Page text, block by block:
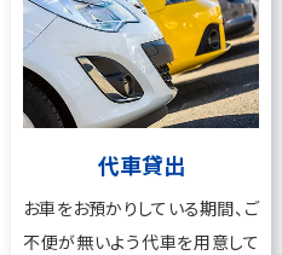
代車貸出
お車をお預かりしている期間、ご
不便が無いよう代車を用意して